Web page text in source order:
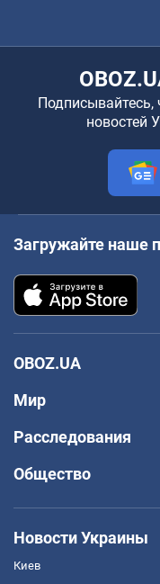
Подписывайтесь,
новостей
Загружайте наше
OBOZ.UA
Мир
Расследования
Общество
Новости Украины
Киев